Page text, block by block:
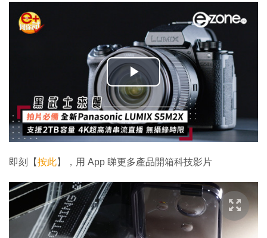
播
放
影
片
即刻【按此】，用 App 睇更多產品開箱科技影片